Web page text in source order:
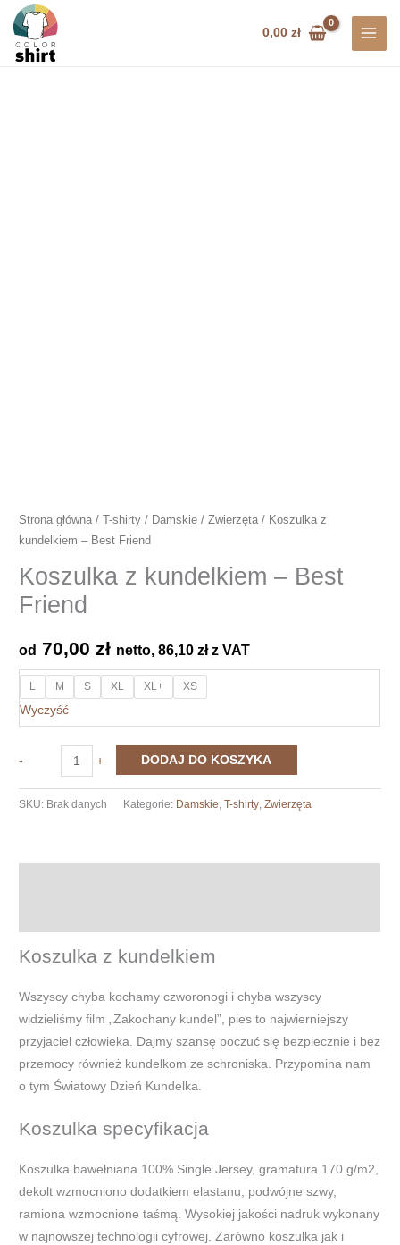
Przejdź
treści
0,00zł
Strona główna /T-shirty / Damskie /Zwierzęta / Koszulka z
kundelkiem – Best Friend
Koszulka z kundelkiem – Best
Friend
od 70,00zł netto,86,10złz VAT
L M S XL XL+ XS
Wyczyść
-
Koszulka
z
Best
+ DODAJ DO KOSZYKA
SKU: Brak danych Kategorie: Damskie,T-shirty,Zwierzęta
Koszulka z kundelkiem
Wszyscy chyba kochamy czworonogi i chyba wszyscy
widzieliśmy film „Zakochany kundel”, pies to najwierniejszy
przyjaciel człowieka. Dajmy szansę poczuć się bezpiecznie i bez
przemocy również kundelkom ze schroniska. Przypomina nam
o tym Światowy Dzień Kundelka.
Koszulka specyfikacja
Koszulka bawełniana 100% Single Jersey, gramatura 170 g/m2,
dekolt wzmocniono dodatkiem elastanu, podwójne szwy,
ramiona wzmocnione taśmą. Wysokiej jakości nadruk wykonany
w najnowszej technologii cyfrowej. Zarówno koszulka jak i